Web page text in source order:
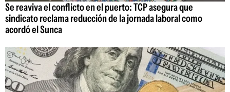
Se reaviva el conflicto en el puerto: TCP asegura que
sindicato reclama reducción de la jornada laboral como
acordó el Sunca